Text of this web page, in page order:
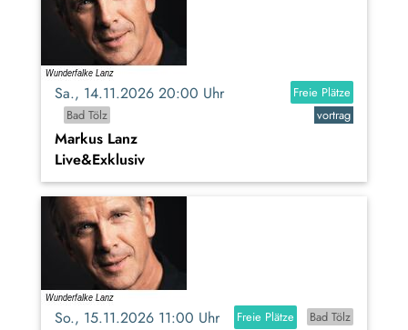
Sa., 14.11.2026 20:00 Uhr
Freie Plätze
Bad Tölz
vortrag
Markus Lanz
Live&Exklusiv
So., 15.11.2026 11:00 Uhr Freie Plätze
Bad Tölz